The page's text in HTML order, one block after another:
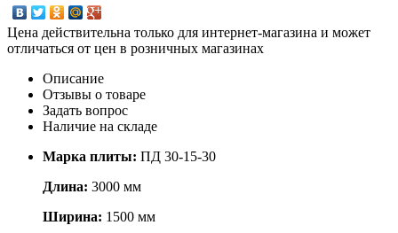
Цена действительна только для интернет-магазина и может
отличаться от цен в розничных магазинах
Описание
Отзывы о товаре
Задать вопрос
Наличие на складе
Марка плиты: ПД 30-15-30
Длина: 3000 мм
Ширина: 1500 мм